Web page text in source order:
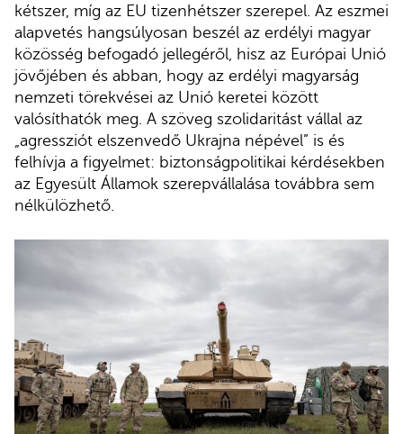
kétszer, míg az EU tizenhétszer szerepel. Az eszmei
alapvetés hangsúlyosan beszél az erdélyi magyar
közösség befogadó jellegéről, hisz az Európai Unió
jövőjében és abban, hogy az erdélyi magyarság
nemzeti törekvései az Unió keretei között
valósíthatók meg. A szöveg szolidaritást vállal az
„agressziót elszenvedő Ukrajna népével” is és
felhívja a figyelmet: biztonságpolitikai kérdésekben
az Egyesült Államok szerepvállalása továbbra sem
nélkülözhető.